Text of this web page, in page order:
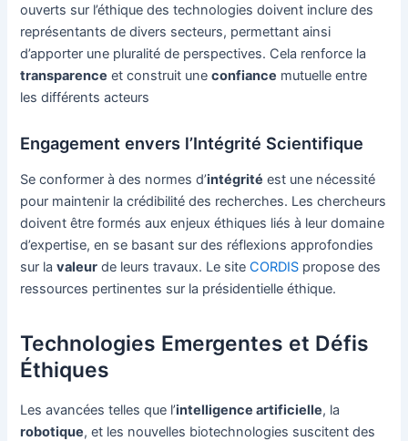
ouverts sur l’éthique des technologies doivent inclure des
représentants de divers secteurs, permettant ainsi
d’apporter une pluralité de perspectives. Cela renforce la
transparence et construit uneconfiance mutuelle entre
les différents acteurs
Engagement envers l’Intégrité Scientifique
Se conformer à des normes d’intégrité est une nécessité
pour maintenir la crédibilité des recherches. Les chercheurs
doivent être formés aux enjeux éthiques liés à leur domaine
d’expertise, en se basant sur des réflexions approfondies
sur lavaleur de leurs travaux. Le siteCORDIS propose des
ressources pertinentes sur la présidentielle éthique.
Technologies Emergentes et Défis
Éthiques
Les avancées telles que l’intelligence artificielle, la
robotique, et les nouvelles biotechnologies suscitent des